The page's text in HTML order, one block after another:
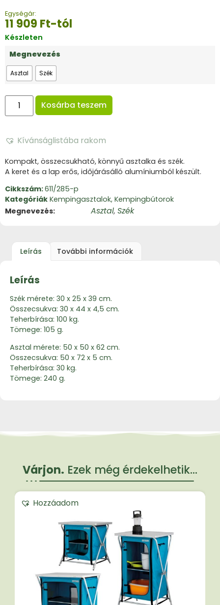
Egységár:
11 909 Ft-tól
Készleten
Megnevezés
Asztal Szék
Kosárba teszem
Kívánságlistába rakom
Kompakt, összecsukható, könnyű asztalka és szék.
A keret és a lap erős, időjárásálló alumíniumból készült.
Cikkszám:611/285-p
Kategóriák Kempingasztalok, Kempingbútorok
Megnevezés
Asztal, Szék
Leírás További információk
Leírás
Szék mérete: 30 x 25 x 39 cm.
Összecsukva: 30 x 44 x 4,5 cm.
Teherbírása: 100 kg.
Tömege: 105 g.
Asztal mérete: 50 x 50 x 62 cm.
Összecsukva: 50 x 72 x 5 cm.
Teherbírása: 30 kg.
Tömege: 240 g.
Várjon. Ezek még érdekelhetik...
Hozzáadom